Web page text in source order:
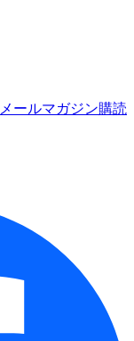
メールマガジン購読